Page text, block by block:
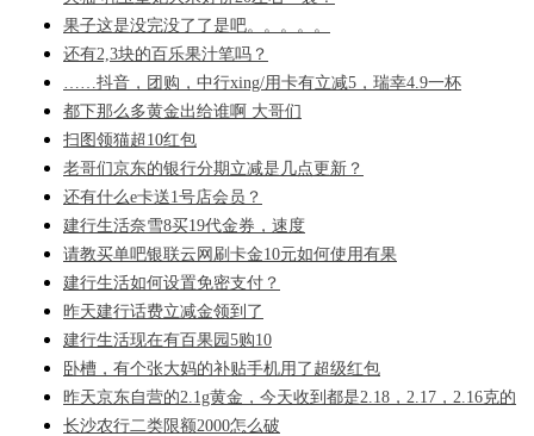
果子这是没完没了了是吧。。。。。
还有2,3块的百乐果汁笔吗？
……抖音，团购，中行xing/用卡有立减5，瑞幸4.9一杯
都下那么多黄金出给谁啊 大哥们
扫图领猫超10红包
老哥们京东的银行分期立减是几点更新？
还有什么e卡送1号店会员？
建行生活奈雪8买19代金券，速度
请教买单吧银联云网刷卡金10元如何使用有果
建行生活如何设置免密支付？
昨天建行话费立减金领到了
建行生活现在有百果园5购10
卧槽，有个张大妈的补贴手机用了超级红包
昨天京东自营的2.1g黄金，今天收到都是2.18，2.17，2.16克的
长沙农行二类限额2000怎么破